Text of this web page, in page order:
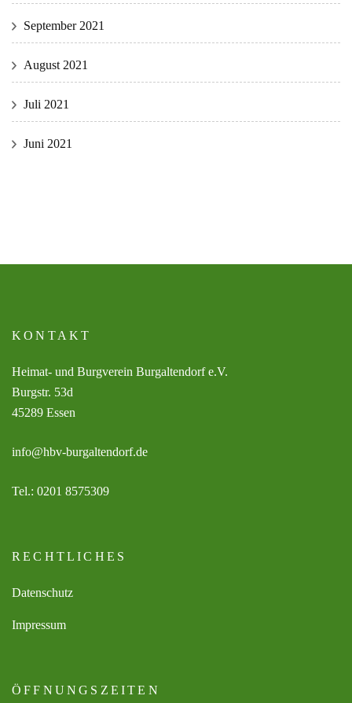
September 2021
August 2021
Juli 2021
Juni 2021
KONTAKT
Heimat- und Burgverein Burgaltendorf e.V.
Burgstr. 53d
45289 Essen
info@hbv-burgaltendorf.de
Tel.: 0201 8575309
RECHTLICHES
Datenschutz
Impressum
ÖFFNUNGSZEITEN